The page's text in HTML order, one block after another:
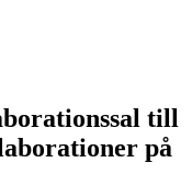
till
på